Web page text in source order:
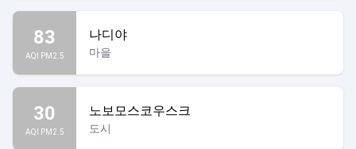
83
AQI PM2.5
나디야
마을
30
AQI PM2.5
노보모스코우스크
도시